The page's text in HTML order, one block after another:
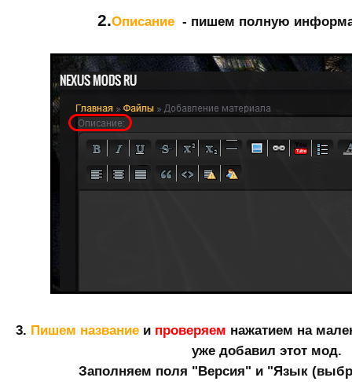
2.Описание - пишем полную
3. Пишем название и проверяем нажатием на
уже добавил этот мод.
Заполняем поля "Версия" и "Язык